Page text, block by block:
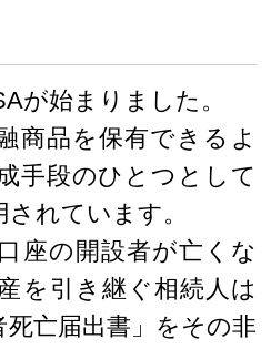
が始まりました。
商品を保有できるよ
手段のひとつとして
れています。
座の開設者が亡くな
を引き継ぐ相続人は
死亡届出書」をその非